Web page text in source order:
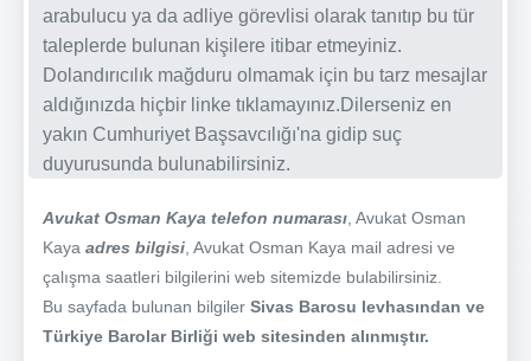
arabulucu ya da adliye görevlisi olarak tanıtıp bu tür
taleplerde bulunan kişilere itibar etmeyiniz.
Dolandırıcılık mağduru olmamak için bu tarz mesajlar
aldığınızda hiçbir linke tıklamayınız.Dilerseniz en
yakın Cumhuriyet Başsavcılığı'na gidip suç
duyurusunda bulunabilirsiniz.
Avukat Osman Kaya telefon numarası , Avukat Osman
Kaya adres bilgisi , Avukat Osman Kaya mail adresi ve
çalışma saatleri bilgilerini web sitemizde bulabilirsiniz.
Bu sayfada bulunan bilgiler Sivas Barosu levhasından ve
Türkiye Barolar Birliği web sitesinden alınmıştır.